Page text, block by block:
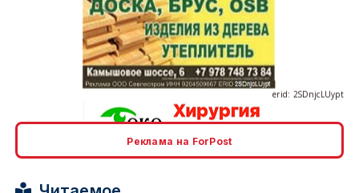
erid: 2SDnjcrDNw6
Реклама на ForPost